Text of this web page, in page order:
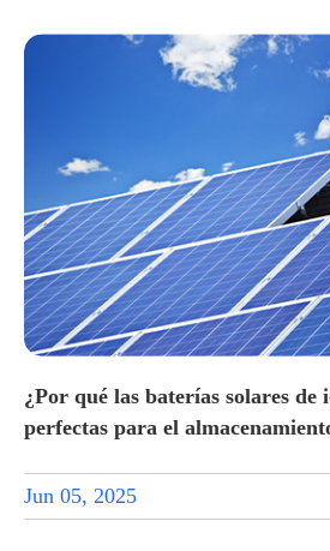
¿Por qué las baterías solares de
perfectas para el
Jun 05, 2025